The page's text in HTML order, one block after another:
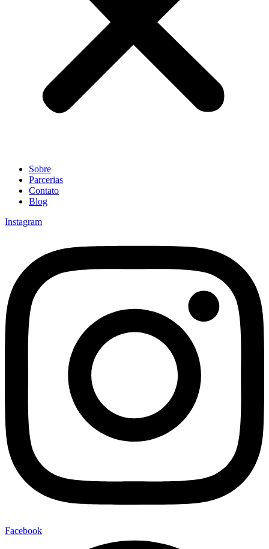
Sobre
Parcerias
Contato
Blog
Instagram
Facebook